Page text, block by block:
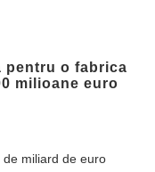
pentru o fabrica
milioane euro
miliard de euro